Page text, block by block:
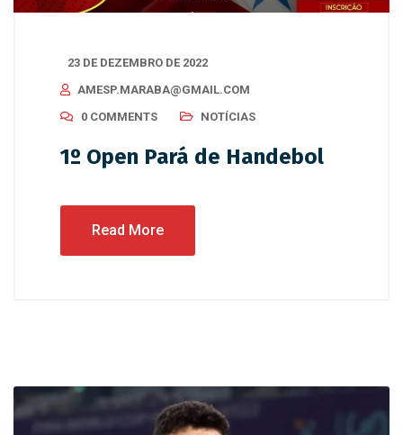
23 DE DEZEMBRO DE 2022
AMESP.MARABA@GMAIL.COM
0 COMMENTS
NOTÍCIAS
1º Open Pará de Handebol
Read More